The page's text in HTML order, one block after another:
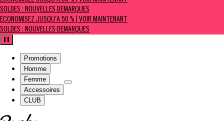
SOLDES : NOUVELLES DÉMARQUES
ÉCONOMISEZ JUSQU’À 50 % | VOIR MAINTENANT
SOLDES : NOUVELLES DÉMARQUES
Pause
Promotions
Homme
Femme
Accessoires
CLUB
Aller à la page d’accueil